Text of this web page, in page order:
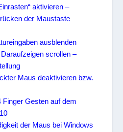
aktivieren –
der Maustaste
ausblenden
scrollen –
Maus deaktivieren bzw.
Finger Gesten auf dem
der Maus bei Windows